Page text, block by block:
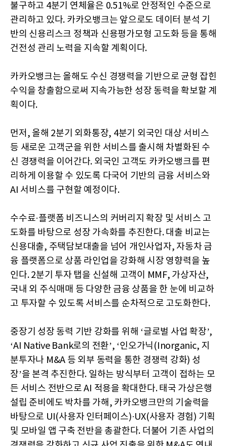
불구하고 4분기 연체율은 0.51%로 안정적인 수준으로
관리하고 있다. 카카오뱅크는 앞으로도 데이터 분석 기
반의 신용리스크 정책과 신용평가모형 고도화 등을 통해
건전성 관리 노력을 지속할 계획이다.
카카오뱅크는 올해도 수신 경쟁력을 기반으로 균형 잡힌
수익을 창출함으로써 지속가능한 성장 동력을 확보할 계
획이다.
먼저, 올해 2분기 외화통장, 4분기 외국인 대상 서비스
등 새로운 고객군을 위한 서비스를 출시해 차별화된 수
신 경쟁력을 이어간다. 외국인 고객도 카카오뱅크를 편
리하게 이용할 수 있도록 다국어 기반의 금융 서비스와
AI 서비스를 구현할 예정이다.
수수료·플랫폼 비즈니스의 커버리지 확장 및 서비스 고
도화를 바탕으로 성장 가속화를 추진한다. 대출 비교는
신용대출, 주택담보대출을 넘어 개인사업자, 자동차 금
융 플랫폼으로 상품 라인업을 강화해 시장 영향력을 높
인다. 2분기 투자 탭을 신설해 고객이 MMF, 가상자산,
국내 외 주식매매 등 다양한 금융 상품을 한 눈에 비교하
고 투자할 수 있도록 서비스를 순차적으로 고도화한다.
중장기 성장 동력 기반 강화를 위해 ‘글로벌 사업 확장’,
‘AI Native Bank로의 전환’, ‘인오가닉(Inorganic, 지
분투자나 M&A 등 외부 동력을 통한 경쟁력 강화) 성
장’을 본격 추진한다. 일하는 방식부터 고객이 접하는 모
든 서비스 전반으로 AI 적용을 확대한다. 태국 가상은행
설립 준비에도 박차를 가해, 카카오뱅크만의 기술력을
바탕으로 UI(사용자 인터페이스)·UX(사용자 경험) 기획
및 모바일 앱 구축 전반을 총괄한다. 더불어 기존 사업의